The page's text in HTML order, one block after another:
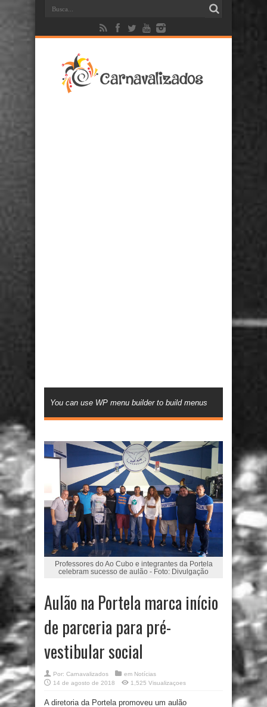
You can use WP menu builder to build menus
Professores do Ao Cubo e integrantes da Portela
celebram sucesso de aulão - Foto: Divulgação
Aulão na Portela marca início
de parceria para pré-
vestibular social
Por: Carnavalizados em Notícias
14 de agosto de 2018
1,525 Visualizaçoes
A diretoria da Portela promoveu um aulão